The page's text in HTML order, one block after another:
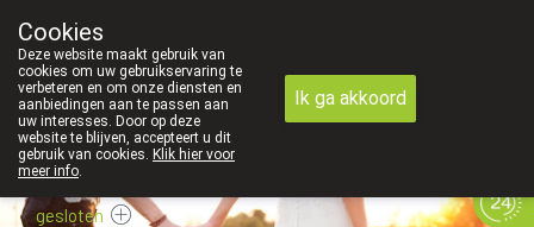
gesloten
Cookies
Deze website maakt gebruik van
cookies om uw gebruikservaring te
verbeteren en om onze diensten en
aanbiedingen aan te passen aan
uw interesses. Door op deze
website te blijven, accepteert u dit
gebruik van cookies. Klik hier voor
meer info.
Ik ga akkoord